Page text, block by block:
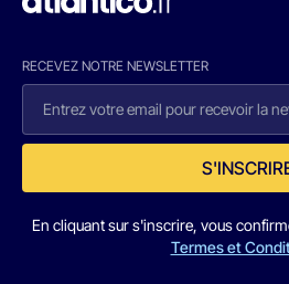
RECEVEZ NOTRE NEWSLETTER
En cliquant sur s'inscrire, vous
Termes et